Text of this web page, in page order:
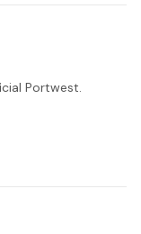
Portwest.